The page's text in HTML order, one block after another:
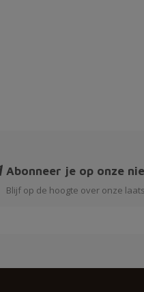
Abonneer je op onze
Blijf op de hoogte over onze